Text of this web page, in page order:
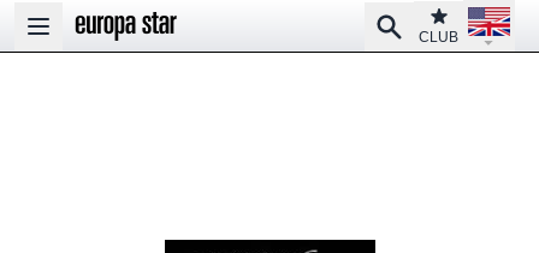
Open main menu
SearchClub
CLUB
Open